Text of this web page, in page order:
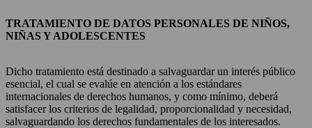
TRATAMIENTO DE DATOS PERSONALES DE NIÑOS,
NIÑAS Y ADOLESCENTES
Dicho tratamiento está destinado a salvaguardar un interés público
esencial, el cual se evalúe en atención a los estándares
internacionales de derechos humanos, y como mínimo, deberá
satisfacer los criterios de legalidad, proporcionalidad y necesidad,
salvaguardando los derechos fundamentales de los interesados.